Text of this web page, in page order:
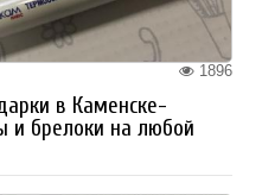
1896
в Каменске-
и брелоки на любой